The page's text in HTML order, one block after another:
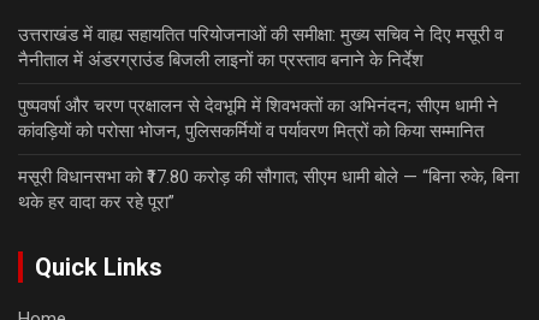
उत्तराखंड में वाह्य सहायतित परियोजनाओं की समीक्षा: मुख्य सचिव ने दिए मसूरी व
नैनीताल में अंडरग्राउंड बिजली लाइनों का प्रस्ताव बनाने के निर्देश
पुष्पवर्षा और चरण प्रक्षालन से देवभूमि में शिवभक्तों का अभिनंदन; सीएम धामी ने
कांवड़ियों को परोसा भोजन, पुलिसकर्मियों व पर्यावरण मित्रों को किया सम्मानित
मसूरी विधानसभा को ₹17.80 करोड़ की सौगात; सीएम धामी बोले — “बिना रुके, बिना
थके हर वादा कर रहे पूरा”
Quick Links